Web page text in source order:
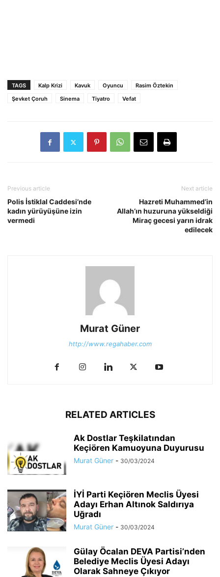
TAGS Kalp Krizi Kavuk Oyuncu
Rasim Öztekin
Şevket Çoruh
Sinema Tiyatro Vefat
Previous article
Polis İstiklal Caddesi’nde
kadın yürüyüşüne izin
vermedi
Next article
Hazreti Muhammed’in
Allah’ın huzuruna yükseldiği
Miraç gecesi yarın idrak
edilecek
Murat Güner
http://www.regahaber.com
RELATED ARTICLES
Ak Dostlar Teşkilatından
Keçiören Kamuoyuna Duyurusu
Murat Güner - 30/03/2024
İYİ Parti Keçiören Meclis Üyesi
Adayı Erhan Altınok Saldırıya
Uğradı
Murat Güner - 30/03/2024
Gülay Öcalan DEVA Partisi’nden
Belediye Meclis Üyesi Adayı
Olarak Sahneye Çıkıyor